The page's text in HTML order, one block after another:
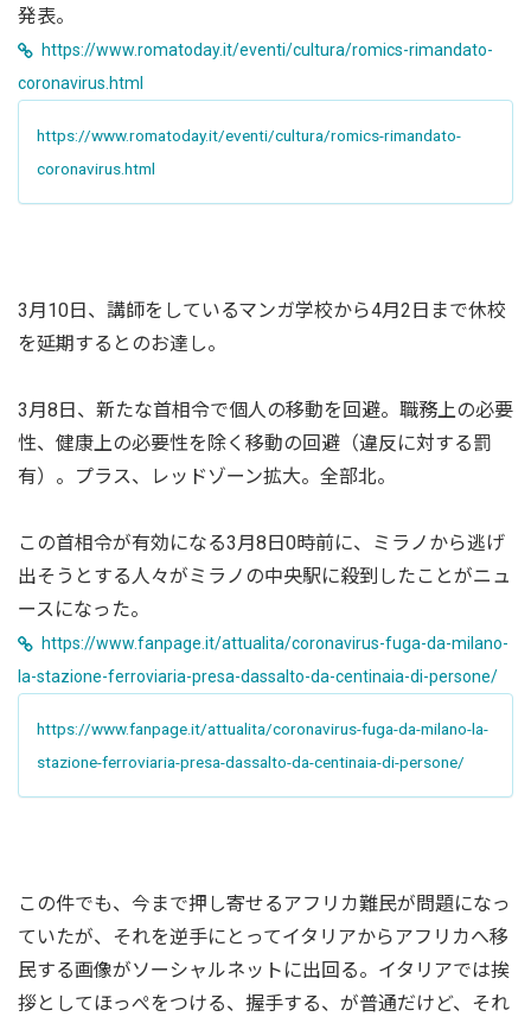
発表。
https://www.romatoday.it/eventi/cultura/romics-rimandato-
coronavirus.html
https://www.romatoday.it/eventi/cultura/romics-rimandato-
coronavirus.html
3月10日、講師をしているマンガ学校から4月2日まで休校
を延期するとのお達し。
3月8日、新たな首相令で個人の移動を回避。職務上の必要
性、健康上の必要性を除く移動の回避（違反に対する罰
有）。プラス、レッドゾーン拡大。全部北。
この首相令が有効になる3月8日0時前に、ミラノから逃げ
出そうとする人々がミラノの中央駅に殺到したことがニュ
ースになった。
https://www.fanpage.it/attualita/coronavirus-fuga-da-milano-
la-stazione-ferroviaria-presa-dassalto-da-centinaia-di-persone/
https://www.fanpage.it/attualita/coronavirus-fuga-da-milano-la-
stazione-ferroviaria-presa-dassalto-da-centinaia-di-persone/
この件でも、今まで押し寄せるアフリカ難民が問題になっ
ていたが、それを逆手にとってイタリアからアフリカへ移
民する画像がソーシャルネットに出回る。イタリアでは挨
拶としてほっぺをつける、握手する、が普通だけど、それ